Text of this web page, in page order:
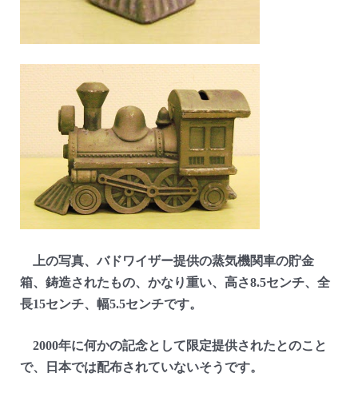
上の写真、バドワイザー提供の蒸気機関車の貯金
箱、鋳造されたもの、かなり重い、高さ8.5センチ、全
長15センチ、幅5.5センチです。
2000年に何かの記念として限定提供されたとのこと
で、日本では配布されていないそうです。